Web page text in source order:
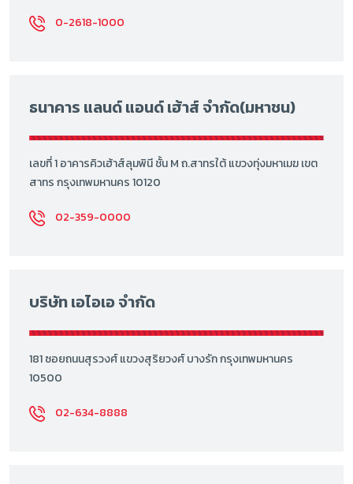
0-2618-1000
ธนาคาร แลนด์ แอนด์ เฮ้าส์ จำกัด(มหาชน)
เลขที่ 1 อาคารคิวเฮ้าส์ลุมพินี ชั้น M ถ.สาทรใต้ แขวงทุ่งมหาเมฆ เขต
สาทร กรุงเทพมหานคร 10120
02-359-0000
บริษัท เอไอเอ จำกัด
181 ซอยถนนสุรวงศ์ แขวงสุริยวงศ์ บางรัก กรุงเทพมหานคร
10500
02-634-8888